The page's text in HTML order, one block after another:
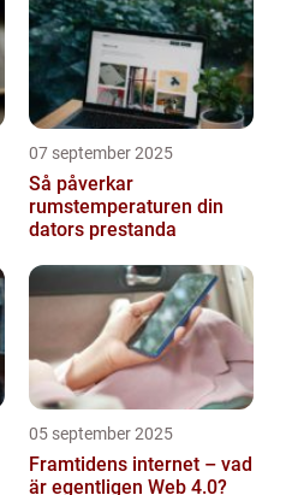
07 september 2025
Så påverkar
rumstemperaturen din
dators prestanda
05 september 2025
Framtidens internet – vad
är egentligen Web 4.0?